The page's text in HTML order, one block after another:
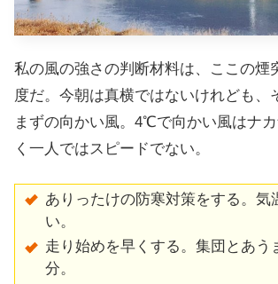
私の風の強さの判断材料は、ここの煙
度だ。今朝は真横ではないけれども、
まずの向かい風。4℃で向かい風はナ
く一人ではスピードでない。
ありったけの防寒対策をする。気
い。
走り始めを早くする。集団とあう
分。